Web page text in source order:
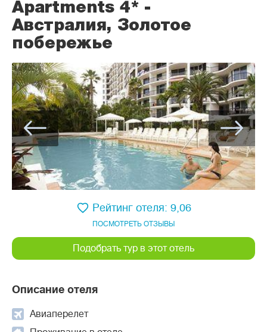
Apartments 4* -
Австралия, Золотое
побережье
Описание отеля
Авиаперелет
ПОСМОТРЕТЬ ОТЗЫВЫ
Рейтинг отеля: 9,06
Подобрать тур в этот отель